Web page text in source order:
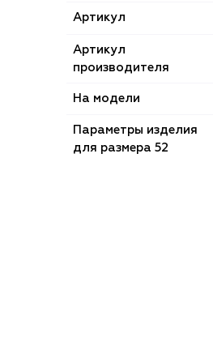
Артикул
Артикул
производителя
На модели
Параметры изделия
для размера 52